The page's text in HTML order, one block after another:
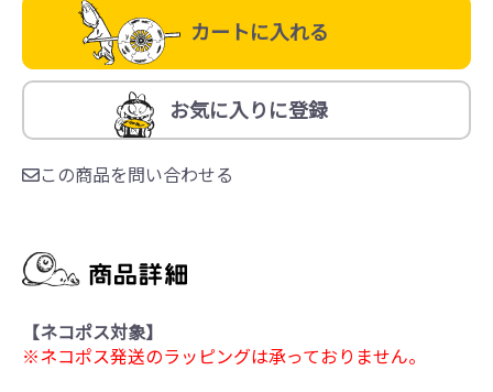
カートに入れる
お気に入りに登録
この商品を問い合わせる
【ネコポス対象】
※ネコポス発送のラッピングは承っておりません。